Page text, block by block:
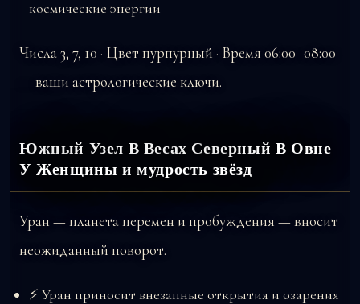
космические энергии
Числа 3, 7, 10 · Цвет пурпурный · Время 06:00–08:00
— ваши астрологические ключи.
Южный Узел В Весах Северный В Овне
У Женщины и мудрость звёзд
Уран — планета перемен и пробуждения — вносит
неожиданный поворот.
⚡ Уран приносит внезапные открытия и озарения